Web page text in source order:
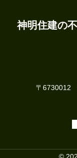
地域の情報
神明住建の
〒6730012